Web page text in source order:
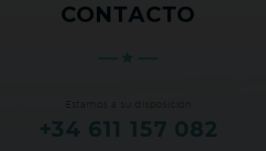
CONTACTO
Estamos a su disposición
+34 611 157 082